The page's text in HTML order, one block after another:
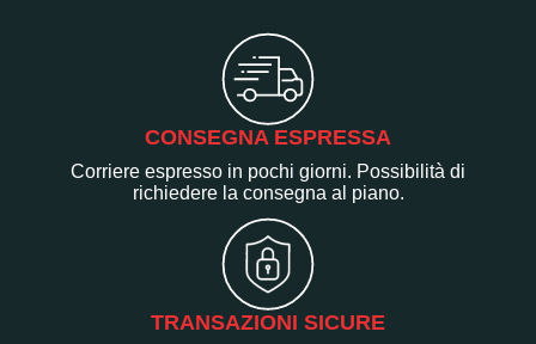
CONSEGNA ESPRESSA
Corriere espresso in pochi giorni. Possibilità di
richiedere la consegna al piano.
TRANSAZIONI SICURE